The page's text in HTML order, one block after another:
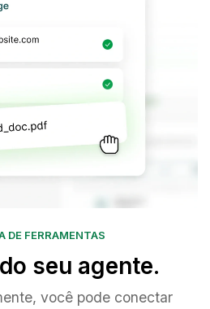
DE FERRAMENTAS
seu agente.
você pode conectar